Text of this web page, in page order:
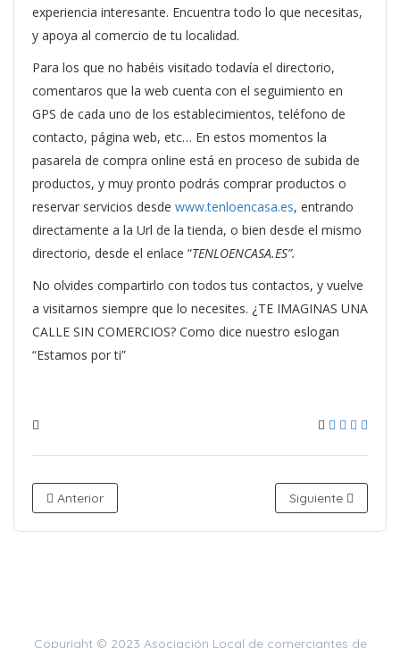
experiencia interesante. Encuentra todo lo que necesitas,
y apoya al comercio de tu localidad.
Para los que no habéis visitado todavía el directorio,
comentaros que la web cuenta con el seguimiento en
GPS de cada uno de los establecimientos, teléfono de
contacto, página web, etc… En estos momentos la
pasarela de compra online está en proceso de subida de
productos, y muy pronto podrás comprar productos o
reservar servicios desde www.tenloencasa.es, entrando
directamente a la Url de la tienda, o bien desde el mismo
directorio, desde el enlace “TENLOENCASA.ES”.
No olvides compartirlo con todos tus contactos, y vuelve
a visitarnos siempre que lo necesites. ¿TE IMAGINAS UNA
CALLE SIN COMERCIOS? Como dice nuestro eslogan
“Estamos por ti”
Anterior Siguiente
Copyright © 2023 Asociación Local de comerciantes de